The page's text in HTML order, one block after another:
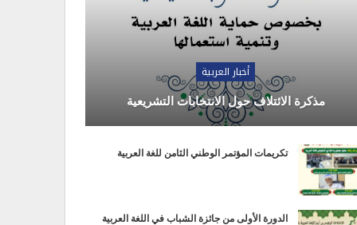
أخبار العربية
مذكرة الائتلاف حول الانتخابات التشريعية
تكريمات المؤتمر الوطني الثامن للغة العربية
الدورة الأولى من جائزة الشباب في اللغة العربية